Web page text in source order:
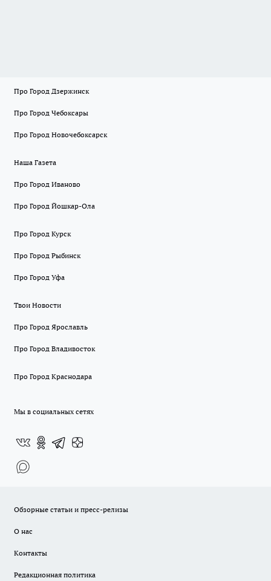
Про Город Дзержинск
Про Город Чебоксары
Про Город Новочебоксарск
Наша Газета
Про Город Иваново
Про Город Йошкар-Ола
Про Город Курск
Про Город Рыбинск
Про Город Уфа
Твои Новости
Про Город Ярославль
Про Город Владивосток
Про Город Краснодара
Мы в социальных сетях
Обзорные статьи и пресс-релизы
О нас
Контакты
Редакционная политика